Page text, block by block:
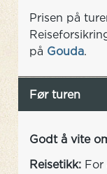
Prisen på
på Gouda.
Før turen
Godt å vite
Reisetikk: For